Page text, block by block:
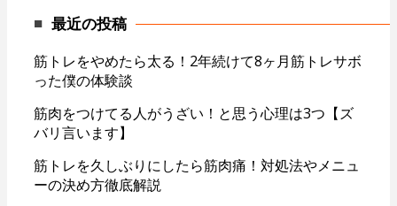
最近の投稿
筋トレをやめたら太る！2年続けて8ヶ月筋トレサボ
った僕の体験談
筋肉をつけてる人がうざい！と思う心理は3つ【ズ
バリ言います】
筋トレを久しぶりにしたら筋肉痛！対処法やメニュ
ーの決め方徹底解説